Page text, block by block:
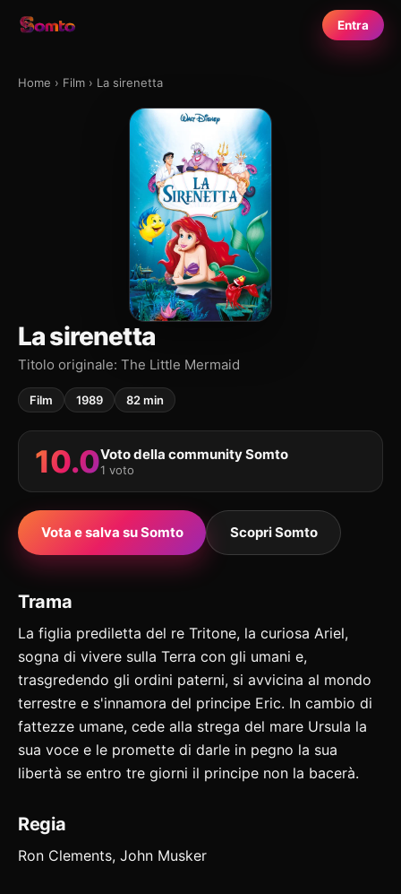
Entra
Home › Film › La sirenetta
La sirenetta
Titolo originale: The Little Mermaid
Film 1989 82 min
10.0Voto della community Somto
1 voto
Vota e salva su Somto Scopri Somto
Trama
La figlia prediletta del re Tritone, la curiosa Ariel,
sogna di vivere sulla Terra con gli umani e,
trasgredendo gli ordini paterni, si avvicina al mondo
terrestre e s'innamora del principe Eric. In cambio di
fattezze umane, cede alla strega del mare Ursula la
sua voce e le promette di darle in pegno la sua
libertà se entro tre giorni il principe non la bacerà.
Regia
Ron Clements, John Musker